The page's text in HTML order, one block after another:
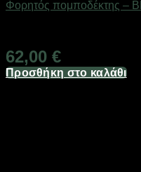
Φορητός πομποδέκτης –
62,00 €
Προσθήκη στο καλάθι